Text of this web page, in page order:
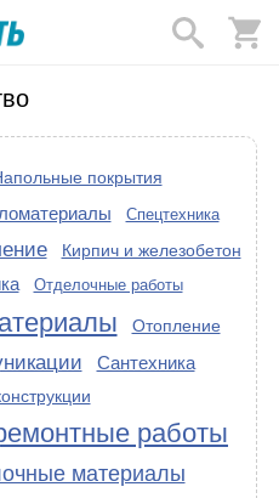
покрытия
Спецтехника
Кирпич и железобетон
Отделочные работы
Отопление
Сантехника
работы
материалы